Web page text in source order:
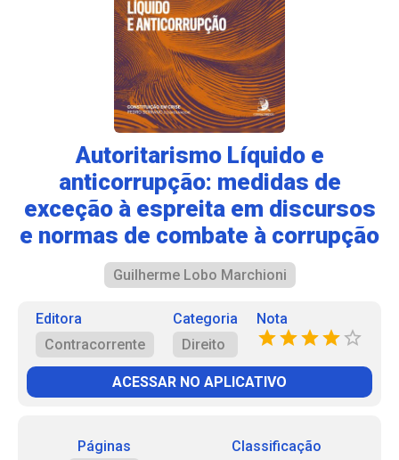
Autoritarismo Líquido e
anticorrupção: medidas de
exceção à espreita em discursos
e normas de combate à corrupção
Guilherme Lobo Marchioni
Editora
Contracorrente
Categoria
Direito
Nota
ACESSAR NO APLICATIVO
Páginas
Classificação